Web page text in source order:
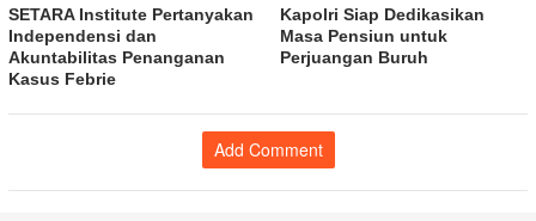
SETARA Institute Pertanyakan
Independensi dan
Akuntabilitas Penanganan
Kasus Febrie
Kapolri Siap Dedikasikan
Masa Pensiun untuk
Perjuangan Buruh
Add Comment